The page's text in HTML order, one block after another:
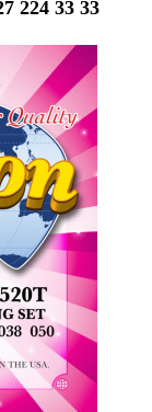
224 33 33